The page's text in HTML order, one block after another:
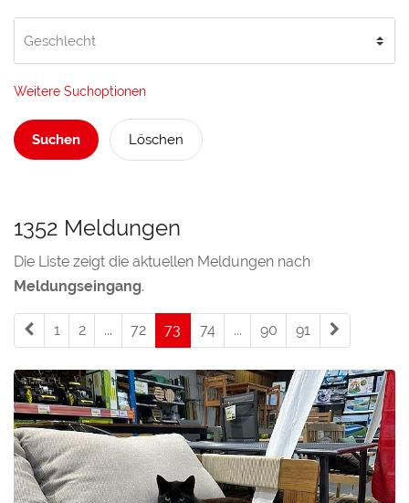
Weitere Suchoptionen
Suchen Löschen
1352 Meldungen
Die Liste zeigt die aktuellen Meldungen nach
Meldungseingang.
1 2 ... 72 73 (current)
74 ... 90 91